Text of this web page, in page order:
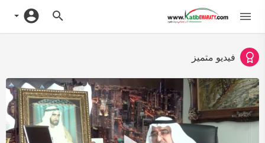
فيديو متميز